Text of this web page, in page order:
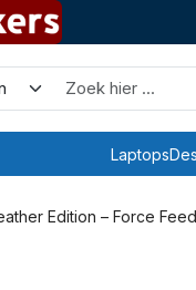
Laptops
Edition – Force